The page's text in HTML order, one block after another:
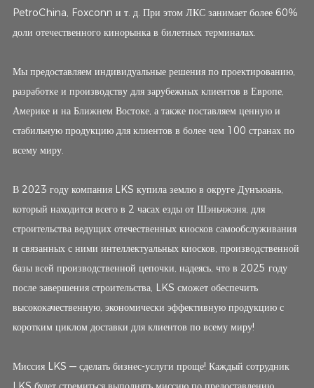
PetroChina, Foxconn и т. д. При этом ЛКС занимает более 60%
доли отечественного кинорынка в билетных терминалах.
Мы предоставляем индивидуальные решения по проектированию,
разработке и производству для зарубежных клиентов в Европе,
Америке и на Ближнем Востоке, а также поставляем ценную и
стабильную продукцию для клиентов в более чем 100 странах по
всему миру.
В 2023 году компания LKS купила землю в округе Дунъюань,
который находится всего в 2 часах езды от Шэньчжэня, для
строительства ведущих отечественных киосков самообслуживания
и связанных с ними интеллектуальных киосков, производственной
базы всей производственной цепочки, надеясь, что в 2025 году
после завершения строительства, LKS сможет обеспечить
высококачественную, экономически эффективную продукцию с
коротким циклом доставки для клиентов по всему миру!
Миссия LKS — сделать бизнес-услуги проще! Каждый сотрудник